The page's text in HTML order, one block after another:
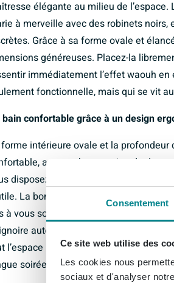
Consentement
Ce site web utilise des
Les cookies nous
sociaux et d'analyser
élégante au milieu de
à merveille avec des robinets
Grâce à sa forme ovale et
généreuses. Placez-la
immédiatement l’effet waouh
fonctionnelle, mais qui se vit
bain confortable grâce à un design
intérieure ovale et la profondeur
avec un bon soutien du dos et
disposez de suffisamment d’eau
La bonde au centre et le trop-plein
à vous soucier d’un débordement et
autoportante est accessible tout
l’espace nécessaire pour votre rituel
soirée bien-être avec bougies et